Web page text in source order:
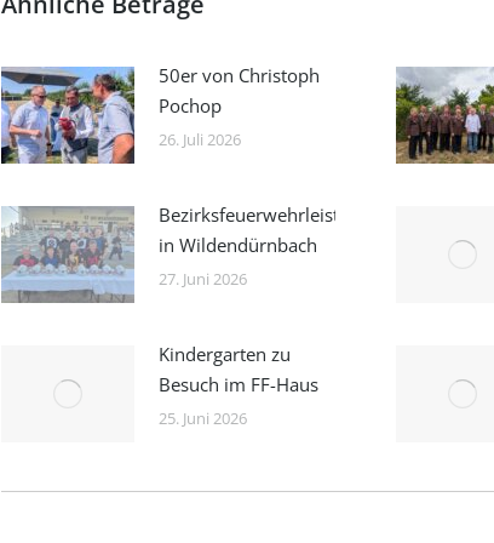
50er von Christoph
Pochop
26. Juli 2026
Bezirksfeuerwehrleistungsbewerb
in Wildendürnbach
27. Juni 2026
Kindergarten zu
Besuch im FF-Haus
25. Juni 2026